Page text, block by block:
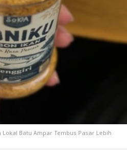
Batu Ampar Tembus Pasar Lebih